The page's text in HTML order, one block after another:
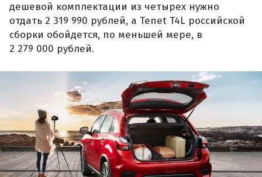
дешевой комплектации из четырех нужно
отдать 2 319 990 рублей, а Tenet T4L российской
сборки обойдется, по меньшей мере, в
2 279 000 рублей.